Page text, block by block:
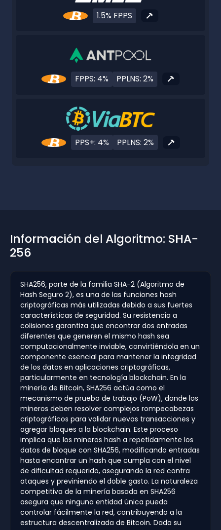
1.5% FPPS
FPPS: 4% PPLNS: 2%
PPS+: 4% PPLNS: 2%
Información del Algoritmo: SHA-
256
SHA256, parte de la familia SHA-2 (Algoritmo de
Hash Seguro 2), es una de las funciones hash
criptográficas más utilizadas debido a sus fuertes
características de seguridad. Su resistencia a
colisiones garantiza que encontrar dos entradas
diferentes que generen el mismo hash sea
computacionalmente inviable, convirtiéndola en un
componente esencial para mantener la integridad
de los datos en aplicaciones criptográficas,
particularmente en tecnología blockchain. En la
minería de Bitcoin, SHA256 actúa como el
mecanismo de prueba de trabajo (PoW), donde los
mineros deben resolver complejos rompecabezas
criptográficos para validar nuevas transacciones y
agregar bloques a la blockchain. Este proceso
implica que los mineros hash a repetidamente los
datos de bloque con SHA256, modificando entradas
hasta encontrar un hash que cumpla con el nivel
de dificultad requerido, asegurando la red contra
ataques y previniendo el doble gasto. La naturaleza
competitiva de la minería basada en SHA256
asegura que ninguna entidad única pueda
controlar fácilmente la red, contribuyendo a la
estructura descentralizada de Bitcoin. Dada su